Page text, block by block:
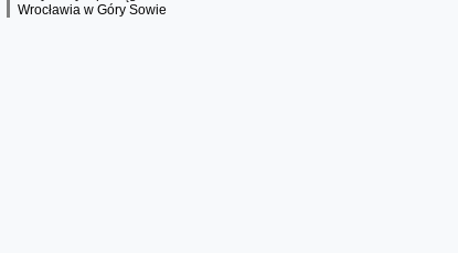
Wrocławia w Góry Sowie